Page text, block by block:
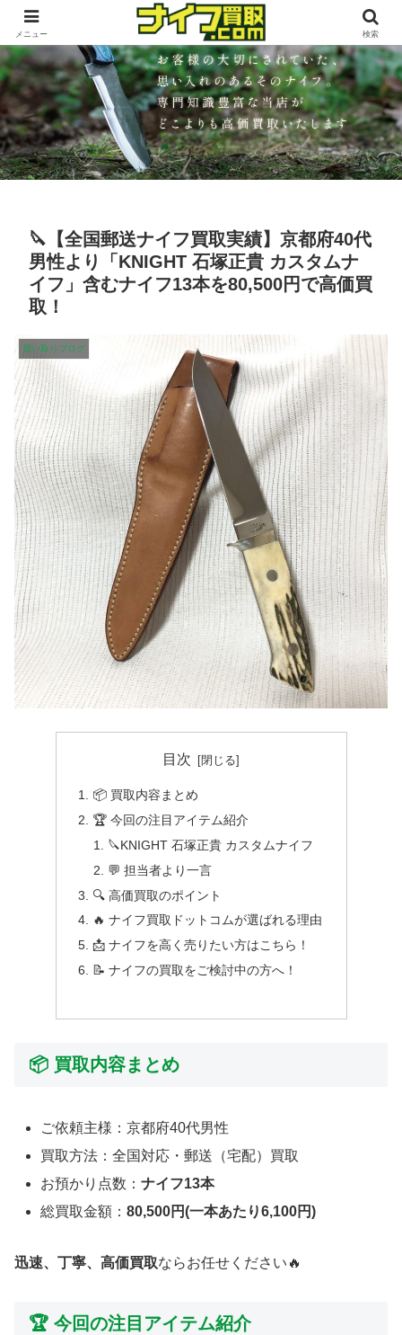
🔪【全国郵送ナイフ買取実績】京都府40代
男性より「KNIGHT 石塚正貴 カスタムナ
イフ」含むナイフ13本を80,500円で高価買
取！
買い取りブログ
目次
📦 買取内容まとめ
🏆 今回の注目アイテム紹介
🔪KNIGHT 石塚正貴 カスタムナイフ
💬 担当者より一言
🔍 高価買取のポイント
🔥 ナイフ買取ドットコムが選ばれる理由
📩 ナイフを高く売りたい方はこちら！
📝 ナイフの買取をご検討中の方へ！
📦 買取内容まとめ
ご依頼主様：京都府40代男性
買取方法：全国対応・郵送（宅配）買取
お預かり点数：ナイフ13本
総買取金額：80,500円(一本あたり6,100円)
迅速、丁寧、高価買取ならお任せください🔥
🏆 今回の注目アイテム紹介
メニュー 検索